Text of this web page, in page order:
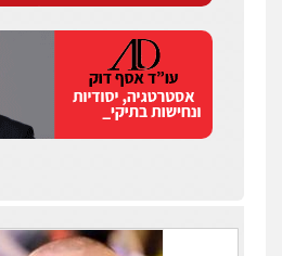
עו"ד אלון קריטי
פלילי אלימות
0525544654
פלילי פשיעה חמורה
קטינים